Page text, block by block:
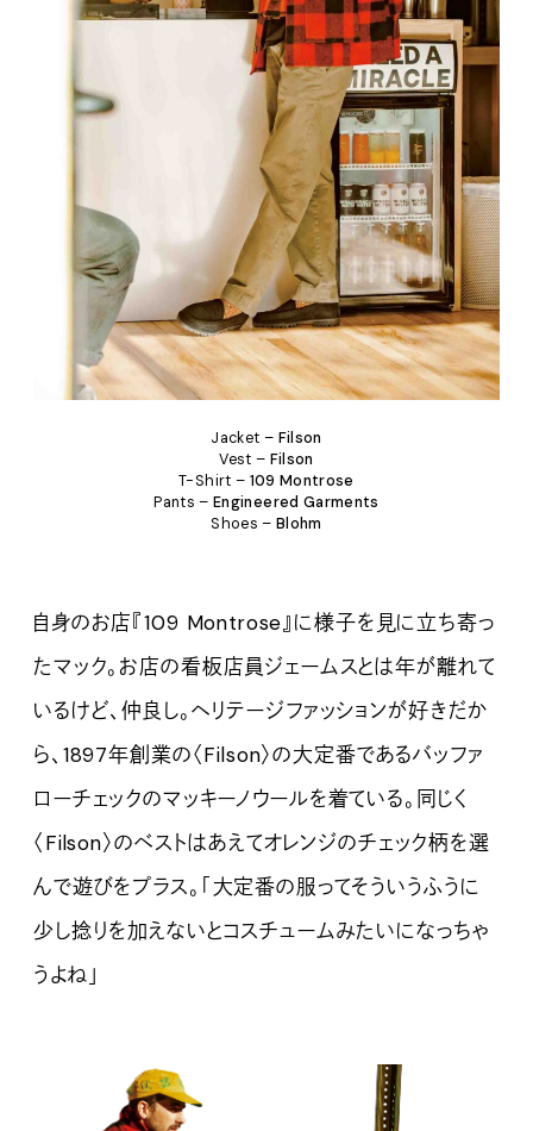
Jacket – Filson
Vest – Filson
T-Shirt – 109 Montrose
Pants –Engineered Garments
Shoes –Blohm
自身のお店『109 Montrose』に様子を見に立ち寄っ
たマック。お店の看板店員ジェームスとは年が離れて
いるけど、仲良し。ヘリテージファッションが好きだか
ら、1897年創業の〈Filson〉の大定番であるバッファ
ローチェックのマッキーノウールを着ている。同じく
〈Filson〉のベストはあえてオレンジのチェック柄を選
んで遊びをプラス。「大定番の服ってそういうふうに
少し捻りを加えないとコスチュームみたいになっちゃ
うよね」